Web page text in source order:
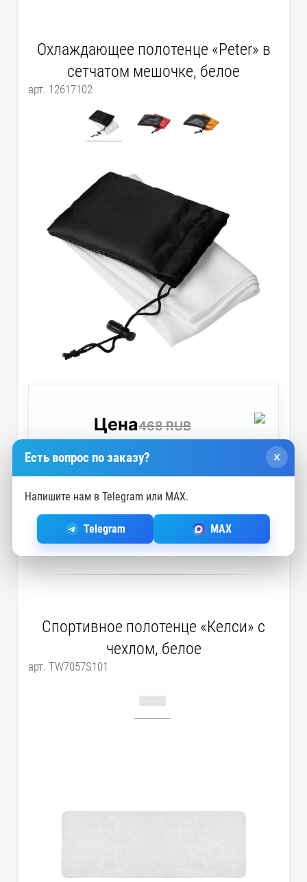
Охлаждающее полотенце «Peter» в
сетчатом мешочке, белое
арт. 12617102
Цена468 RUB
(зависит от суммы в корзине)
445 RUB
Подробнее
Спортивное полотенце «Келси» с
чехлом, белое
арт. TW7057S101
Есть вопрос по заказу? ×
Напишите нам в Telegram или MAX.
Telegram MAX